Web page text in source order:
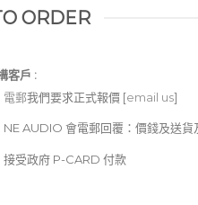
ORDER
客戶 :​
電郵我們要求正式報價 [email us]
NE AUDIO 會電郵回覆：價錢及送貨
接受政府 P-CARD 付款